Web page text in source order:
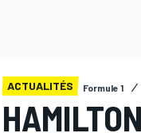
ACTUALITÉS Formule 1